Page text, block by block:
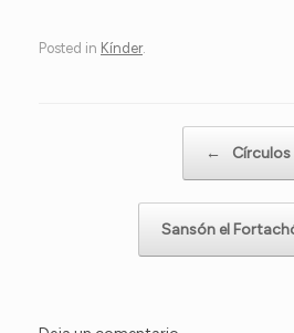
Posted in Kínder.
← Círculos
Sansón el